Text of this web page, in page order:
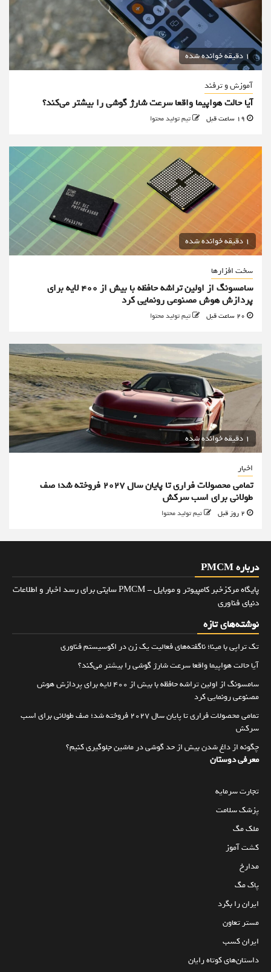
1 دقیقه خوانده شده
آموزش و ترفند
آیا حالت هواپیما واقعا سرعت شارژ گوشی را بیشتر می‌کند؟
تیم تولید محتوا
1 دقیقه خوانده شده
سخت افزارها
سامسونگ از اولین تراشه حافظه با بیش از ۴۰۰ لایه برای
پردازش هوش مصنوعی رونمایی کرد
تیم تولید محتوا
1 دقیقه خوانده شده
اخبار
تمامی محصولات فراری تا پایان سال ۲۰۲۷ فروخته شد؛ صف
طولانی برای اسب سرکش
تیم تولید محتوا
درباره PMCM
پایگاه مرکزخبر کامپیوتر و موبایل - PMCM سایتی برای رسد اخبار و اطلاعات
دنیای فناوری
نوشته‌های تازه
تک تراپی با مینا؛ ناگفته‌های فعالیت یک زن در اکوسیستم فناوری
آیا حالت هواپیما واقعا سرعت شارژ گوشی را بیشتر می‌کند؟
سامسونگ از اولین تراشه حافظه با بیش از ۴۰۰ لایه برای پردازش هوش
مصنوعی رونمایی کرد
تمامی محصولات فراری تا پایان سال ۲۰۲۷ فروخته شد؛ صف طولانی برای اسب
سرکش
چگونه از داغ شدن بیش از حد گوشی در ماشین جلوگیری کنیم؟
معرفی دوستان
تجارت سرمایه
پزشک سلامت
ملک مگ
کشت آموز
مدارخ
پاک مگ
ایران را بگرد
مستر تعاون
ایران کسب
داستان‌های کوتاه رایان